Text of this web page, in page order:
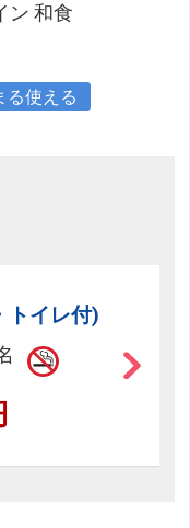
ン 和食
る使える
トイレ付)